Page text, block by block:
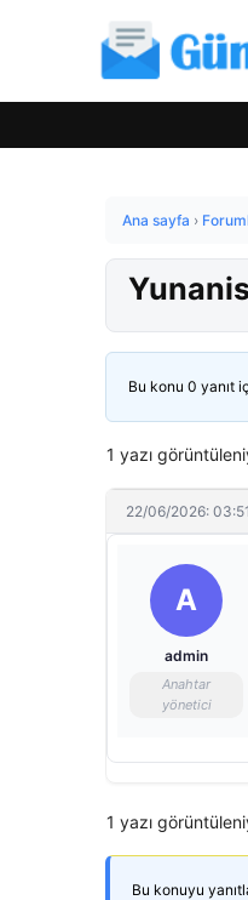
Ana sayfa ›
Bu konu 0 yanıt
1 yazı
22/06/2026: 03:51
A
admin
Anahtar
yönetici
1 yazı
Bu konuyu